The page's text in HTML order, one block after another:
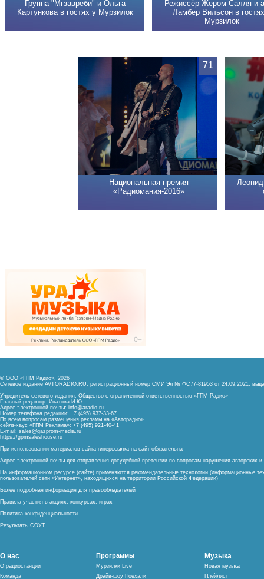
Группа "Мгзавреби" и Ольга
Картункова в гостях у Мурзилок
Режиссёр Жером Салля и
Ламбер Вильсон в
Мурзилок
Национальная премия
«Радиомания-2016»
71
© ООО «ГПМ Радио», 2026
Сетевое издание AVTORADIO.RU, регистрационный номер СМИ Эл № ФС77-81953 от 24.09.2021,
Учредитель сетевого издания: Общество с ограниченной ответственностью «ГПМ Радио»
Главный редактор: Ипатова И.Ю.
Адрес электронной почты: info@aradio.ru
Номер телефона редакции: +7 (495) 937-33-67
По всем вопросам размещения рекламы на «Авторадио»
сейлз-хаус «ГПМ Реклама»: +7 (495) 921-40-41
E-mail: sales@gazprom-media.ru
https://gpmsaleshouse.ru
При использовании материалов сайта гиперссылка на сайт обязательна
Адрес электронной почты для отправления досудебной претензии по вопросам нарушения авторских
На информационном ресурсе (сайте) применяются рекомендательные технологии (информационные
пользователей сети «Интернет», находящихся на территории Российской Федерации)
Более подробная информация для правообладателей
Правила участия в акциях, конкурсах, играх
Политика конфиденциальности
Результаты СОУТ
О нас
О радиостанции
Команда
Программы
Мурзилки Live
Драйв-шоу Поехали
Музыка
Новая музыка
Плейлист